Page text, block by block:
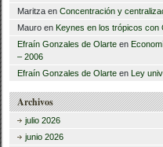
Maritza enConcentración y
Mauro en Keynes en los trópicos con
Efraín Gonzales de Olarte en
– 2006
Efraín Gonzales de Olarte en Ley
Archivos
julio 2026
junio 2026